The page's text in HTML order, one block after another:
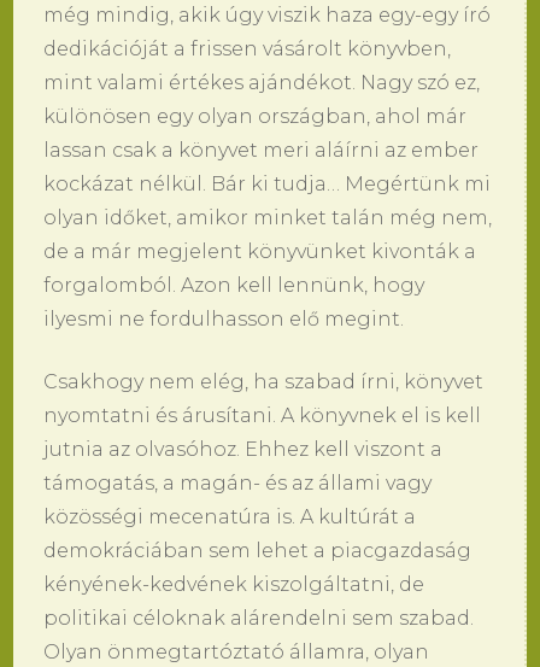
még mindig, akik úgy viszik haza egy-egy író
dedikációját a frissen vásárolt könyvben,
mint valami értékes ajándékot. Nagy szó ez,
különösen egy olyan országban, ahol már
lassan csak a könyvet meri aláírni az ember
kockázat nélkül. Bár ki tudja… Megértünk mi
olyan időket, amikor minket talán még nem,
de a már megjelent könyvünket kivonták a
forgalomból. Azon kell lennünk, hogy
ilyesmi ne fordulhasson elő megint.
Csakhogy nem elég, ha szabad írni, könyvet
nyomtatni és árusítani. A könyvnek el is kell
jutnia az olvasóhoz. Ehhez kell viszont a
támogatás, a magán- és az állami vagy
közösségi mecenatúra is. A kultúrát a
demokráciában sem lehet a piacgazdaság
kényének-kedvének kiszolgáltatni, de
politikai céloknak alárendelni sem szabad.
Olyan önmegtartóztató államra, olyan